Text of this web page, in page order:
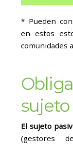
* Pueden
en estos
comunidades
El sujeto
(gestores